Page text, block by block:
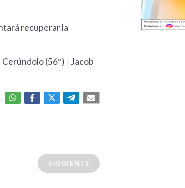
recuperar la
(56°) - Jacob
SIGUIENTE